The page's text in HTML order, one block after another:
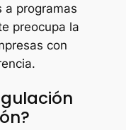
a programas
preocupa la
con